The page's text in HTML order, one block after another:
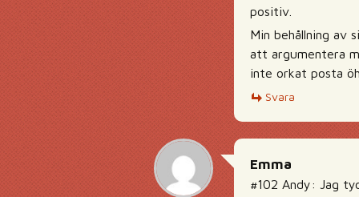
positiv.
Min behållning av
att argumentera
inte orkat posta
Svara
Emma
#102 Andy: Jag